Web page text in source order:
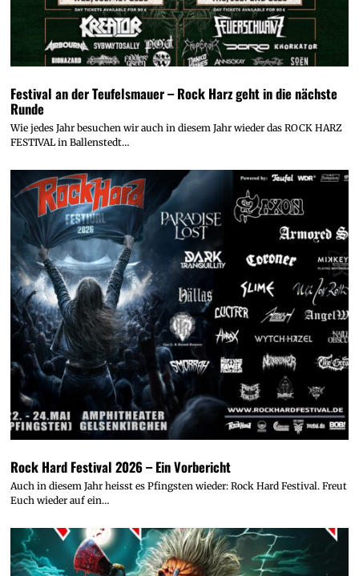
Festival an der Teufelsmauer – Rock Harz geht in die nächste
Runde
Wie jedes Jahr besuchen wir auch in diesem Jahr wieder das ROCK HARZ
FESTIVAL in Ballenstedt…
Rock Hard Festival 2026 – Ein Vorbericht
Auch in diesem Jahr heisst es Pfingsten wieder: Rock Hard Festival. Freut
Euch wieder auf ein…